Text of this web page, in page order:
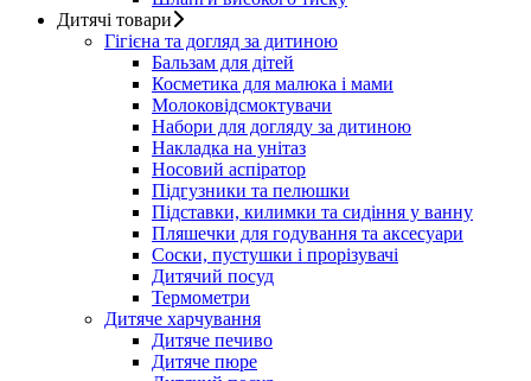
Дитячі товари
Гігієна та догляд за дитиною
Бальзам для дітей
Косметика для малюка і мами
Молоковідсмоктувачи
Набори для догляду за дитиною
Накладка на унітаз
Носовий аспіратор
Підгузники та пелюшки
Підставки, килимки та сидіння у ванну
Пляшечки для годування та аксесуари
Соски, пустушки і прорізувачі
Дитячий посуд
Термометри
Дитяче харчування
Дитяче печиво
Дитяче пюре